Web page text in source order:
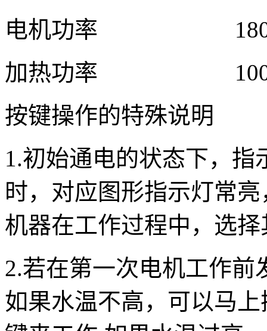
电机功率
加热功率
按键操作的特殊说明
1.初始通电的状态下，
时，对应图形指示灯常
机器在工作过程中，选
2.若在第一次电机工作
如果水温不高，可以马